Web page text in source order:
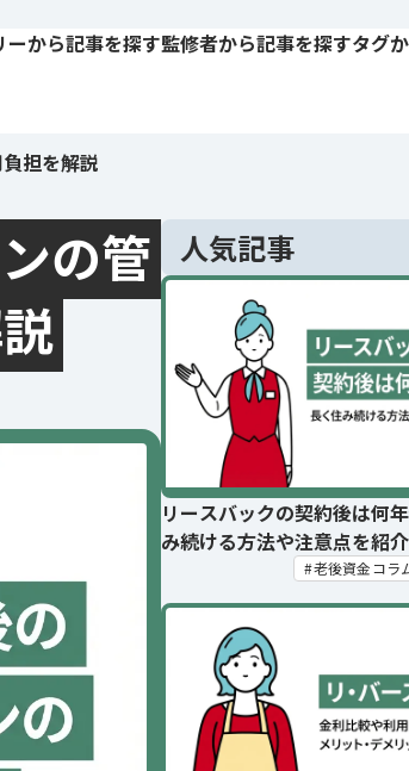
ーから記事を探す監修者から記事を探すタグ
担を解説
の管
人気記事
リースバックの契約後は何
み続ける方法や注意点を紹介
老後資金コラ